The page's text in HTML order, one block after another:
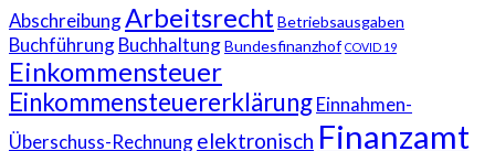
AbschreibungArbeitsrecht Betriebsausgaben
BuchführungBuchhaltungBundesfinanzhof COVID 19
Einkommensteuer
EinkommensteuererklärungEinnahmen-
Überschuss-Rechnungelektronisch Finanzamt